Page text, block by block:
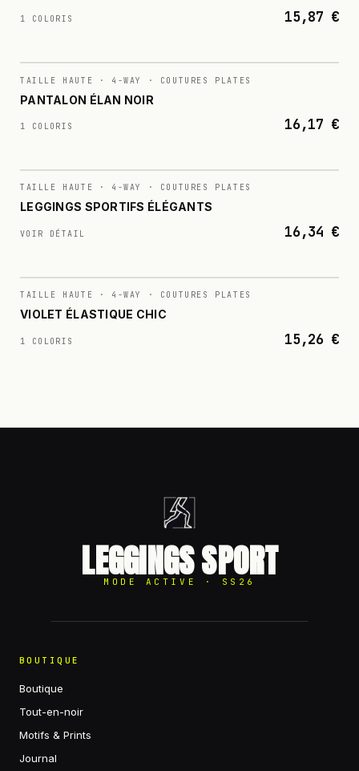
1 COLORIS 15,87 €
N° 028
TAILLE HAUTE · 4-WAY · COUTURES PLATES
PANTALON ÉLAN NOIR
1 COLORIS 16,17 €
N° 029
TAILLE HAUTE · 4-WAY · COUTURES PLATES
LEGGINGS SPORTIFS ÉLÉGANTS
VOIR DÉTAIL 16,34 €
N° 030
TAILLE HAUTE · 4-WAY · COUTURES PLATES
VIOLET ÉLASTIQUE CHIC
1 COLORIS 15,26 €
LEGGINGS SPORT
MODE ACTIVE · SS26
BOUTIQUE
Boutique
Tout-en-noir
Motifs & Prints
Journal